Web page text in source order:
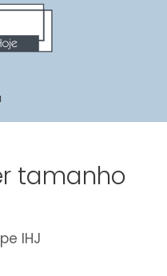
tamanho
IHJ